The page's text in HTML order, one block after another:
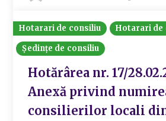
Hotarari de consiliu
Hotarari de
Ședințe de consiliu
Hotărârea nr. 17/
Anexă privind
consilierilor locali